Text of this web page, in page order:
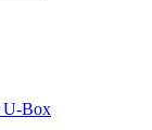
U-Box